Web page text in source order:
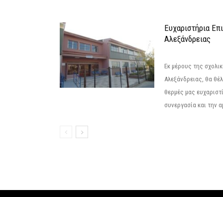
Ευχαριστήρια
Αλεξάνδρειας
Εκ μέρους της
Αλεξάνδρειας, θα
θερμές μας
συνεργασία και την